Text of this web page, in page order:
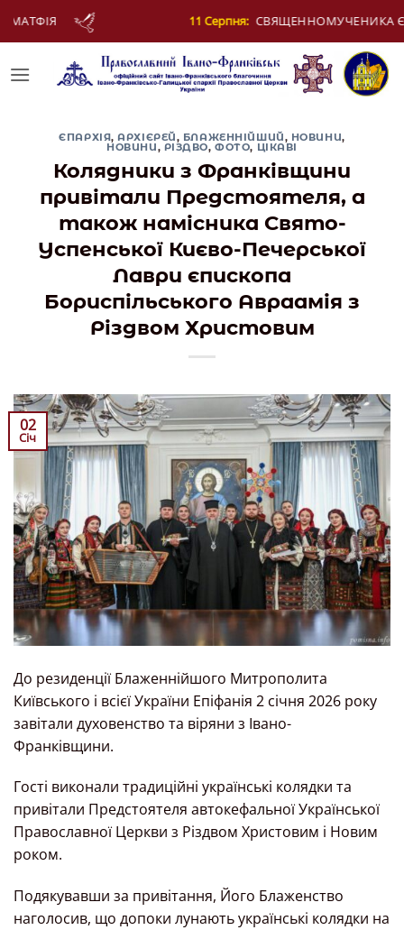
СВЯЩЕННОМУЧЕНИКА ЄВПЛА, АРХІДИЯКОНА
ЄПАРХІЯ, АРХІЄРЕЙ, БЛАЖЕННІЙШИЙ, НОВИНИ,
НОВИНИ, РІЗДВО,ФОТО, ЦІКАВІ
Колядники з Франківщини
привітали Предстоятеля, а
також намісника Свято-
Успенської Києво-Печерської
Лаври єпископа
Бориспільського Авраамія з
Різдвом Христовим
02
Січ
До резиденції Блаженнійшого Митрополита
Київського і всієї України Епіфанія 2 січня 2026 року
завітали духовенство та віряни з Івано-
Франківщини.
Гості виконали традиційні українські колядки та
привітали Предстоятеля автокефальної Української
Православної Церкви з Різдвом Христовим і Новим
роком.
Подякувавши за привітання, Його Блаженство
наголосив, що допоки лунають українські колядки на